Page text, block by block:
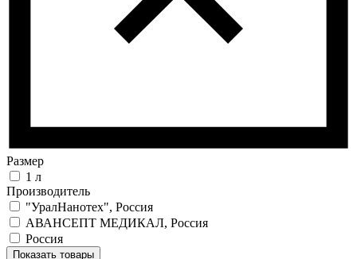
Размер
1 л
Производитель
"УралНанотех", Россия
АВАНСЕПТ МЕДИКАЛ, Россия
Россия
Показать товары